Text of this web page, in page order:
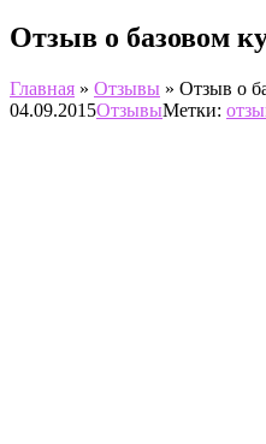
Отзыв о базовом
Главная » Отзывы » Отзыв о
04.09.2015ОтзывыМетки: